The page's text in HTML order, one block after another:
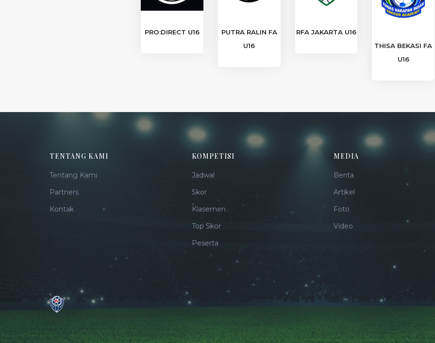
PRO:DIRECT U16
PUTRA RALIN FA
U16
RFA JAKARTA U16
THISA BEKASI FA
U16
TENTANG KAMI
Tentang Kami
Partners
Kontak
KOMPETISI
Jadwal
Skor
Klasemen
Top Skor
Peserta
MEDIA
Berita
Artikel
Foto
Video